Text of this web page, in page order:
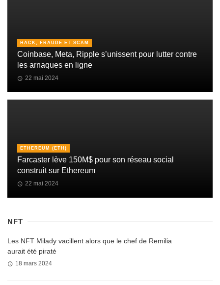
HACK, FRAUDE ET SCAM
Coinbase, Meta, Ripple s’unissent pour lutter contre
les arnaques en ligne
22 mai 2024
ETHEREUM (ETH)
Farcaster lève 150M$ pour son réseau social
construit sur Ethereum
22 mai 2024
NFT
Les NFT Milady vacillent alors que le chef de Remilia
aurait été piraté
18 mars 2024